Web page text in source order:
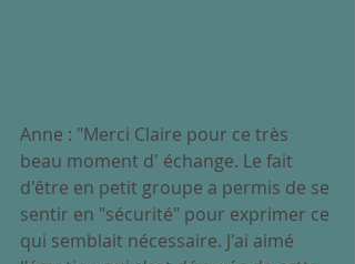
Anne : "Merci Claire pour ce très
beau moment d' échange. Le fait
d'être en petit groupe a permis de se
sentir en "sécurité" pour exprimer ce
qui semblait nécessaire. J'ai aimé